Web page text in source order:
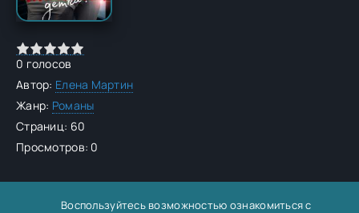
0 голосов
Автор: Елена Мартин
Жанр: Романы
Страниц: 60
Просмотров: 0
Воспользуйтесь возможностью ознакомиться с